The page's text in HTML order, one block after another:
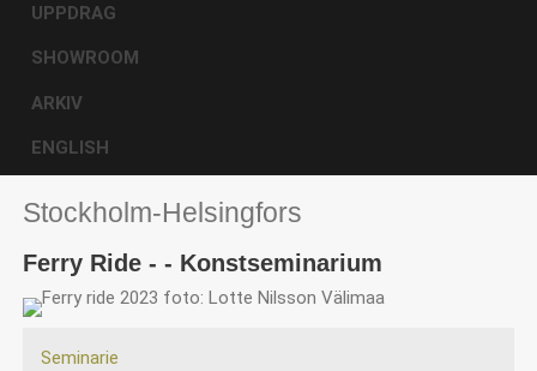
UPPDRAG
SHOWROOM
ARKIV
ENGLISH
Stockholm-Helsingfors
Ferry Ride - - Konstseminarium
Seminarie